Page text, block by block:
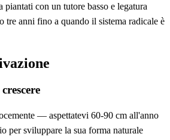
piantati con un tutore basso e legatura
tre anni fino a quando il sistema radicale è
— aspettatevi 60-90 cm all'anno
per sviluppare la sua forma naturale